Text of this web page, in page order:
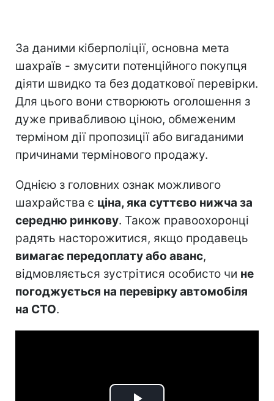
За даними кіберполіції, основна мета
шахраїв - змусити потенційного покупця
діяти швидко та без додаткової перевірки.
Для цього вони створюють оголошення з
дуже привабливою ціною, обмеженим
терміном дії пропозиції або вигаданими
причинами термінового продажу.
Однією з головних ознак можливого
шахрайства є ціна, яка суттєво нижча за
середню ринкову. Також правоохоронці
радять насторожитися, якщо продавець
вимагає передоплату або аванс,
відмовляється зустрітися особисто чи не
погоджується на перевірку автомобіля
на СТО.